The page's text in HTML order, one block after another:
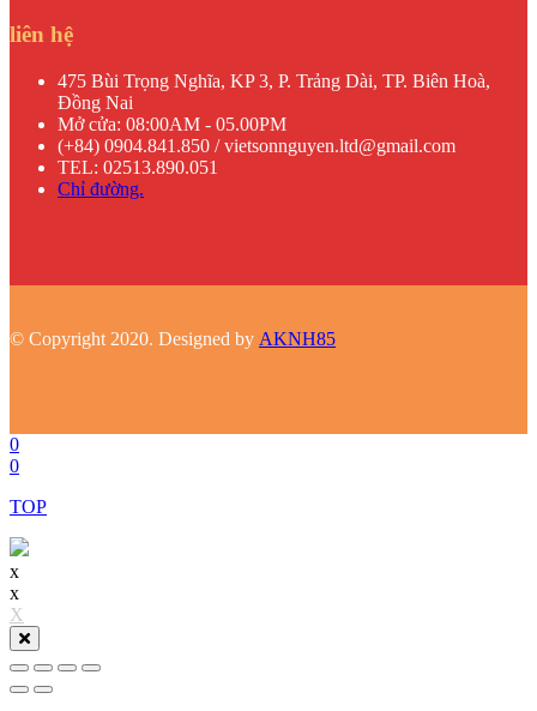
liên hệ
475 Bùi Trọng Nghĩa, KP 3, P. Trảng Dài, TP. Biên Hoà,
Đồng Nai
Mở cửa: 08:00AM - 05.00PM
(+84) 0904.841.850 / vietsonnguyen.ltd@gmail.com
TEL: 02513.890.051
Chỉ đường.
© Copyright 2020. Designed by AKNH85
0
0
TOP
x
x
X